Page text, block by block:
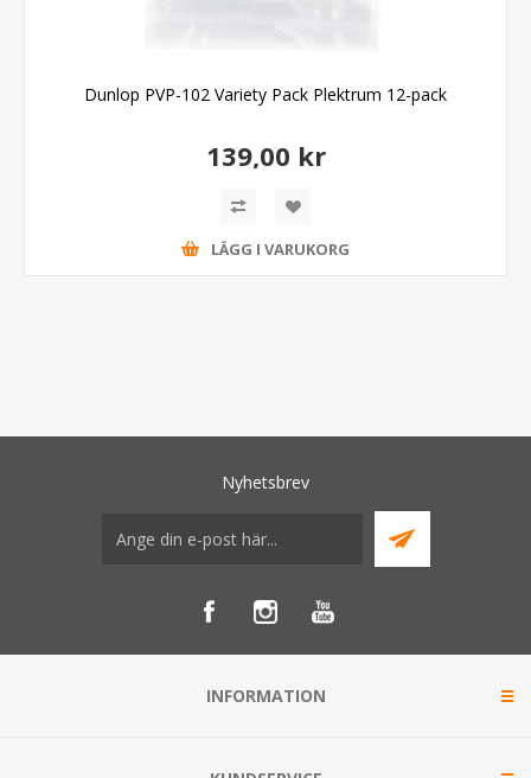
Dunlop PVP-102 Variety Pack Plektrum 12-pack
139,00 kr
LÄGG I VARUKORG
Nyhetsbrev
INFORMATION